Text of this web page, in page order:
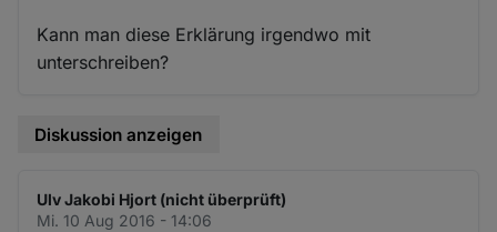
Kann man diese Erklärung irgendwo mit
unterschreiben?
Diskussion anzeigen
Ulv Jakobi Hjort (nicht überprüft)
Mi. 10 Aug 2016 - 14:06